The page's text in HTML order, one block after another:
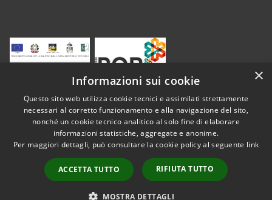
Accessibilità
Copyright © 2026 • Comune di
Vestenanova • Powered by
Municipium•
Accesso
redazione
×
Informazioni sui cookie
Questo sito web utilizza cookie tecnici e assimilati strettamente
necessari al corretto funzionamento e alla navigazione del sito,
nonché un cookie tecnico analitico al solo fine di elaborare
informazioni statistiche, aggregate e anonime.
Per maggiori dettagli, può consultare la cookie policy al seguente link
ACCETTA TUTTO RIFIUTA TUTTO
MOSTRA DETTAGLI